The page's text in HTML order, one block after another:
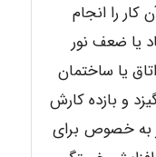
کار را انجام
یا ضعف نور
یا ساختمان
و بازده کارش
به خصوص برای